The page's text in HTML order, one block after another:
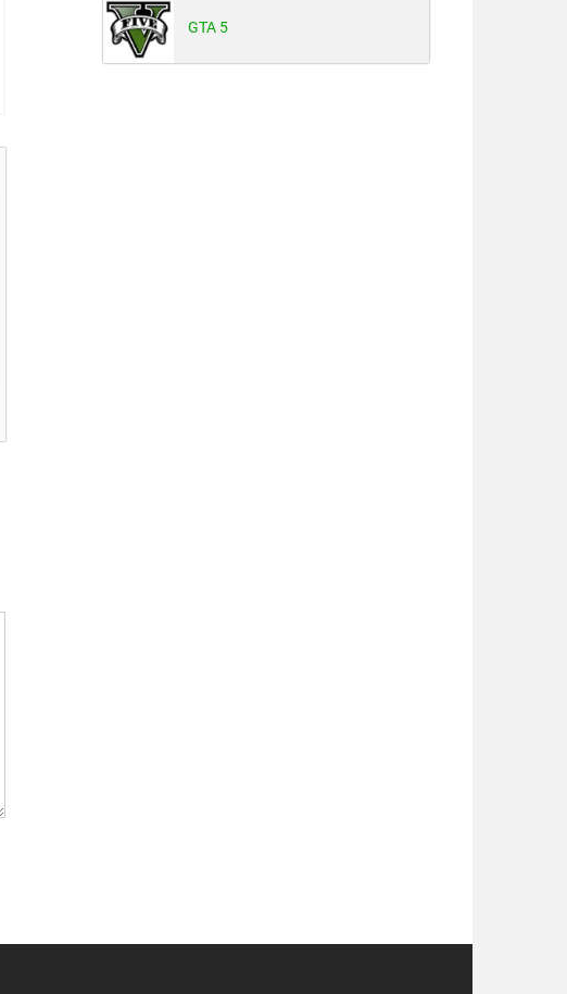
GTA 5